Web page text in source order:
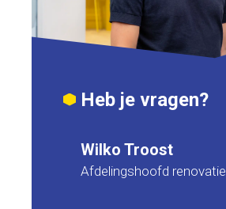
Heb je vragen?
Wilko Troost
Afdelingshoofd renovatie